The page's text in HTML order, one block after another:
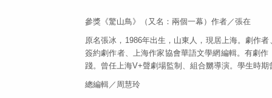
參獎《驚山鳥》（又名：兩個一幕）作者／張在
原名張冰，1986年出生，山東人，現居上海。劇作
簽約劇作者、上海作家協會華語文學網編輯。有劇
踐。曾任上海V+聲劇場監制、組合嬲導演。學生時
總編輯／周慧玲